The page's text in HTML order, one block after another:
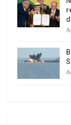
malestar
militares
—la misma
presentó